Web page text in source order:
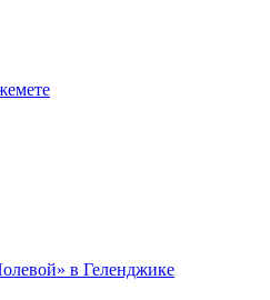
в Геленджике